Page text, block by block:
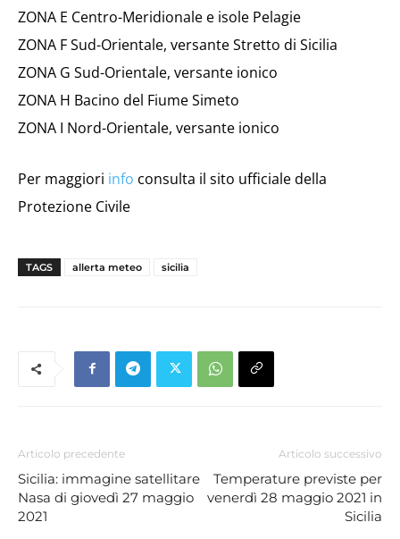
ZONA E Centro-Meridionale e isole Pelagie
ZONA F Sud-Orientale, versante Stretto di Sicilia
ZONA G Sud-Orientale, versante ionico
ZONA H Bacino del Fiume Simeto
ZONA I Nord-Orientale, versante ionico
Per maggiori info consulta il sito ufficiale della
Protezione Civile
TAGS allerta meteo sicilia
Articolo precedente
Sicilia: immagine satellitare
Nasa di giovedì 27 maggio
2021
Articolo successivo
Temperature previste per
venerdì 28 maggio 2021 in
Sicilia